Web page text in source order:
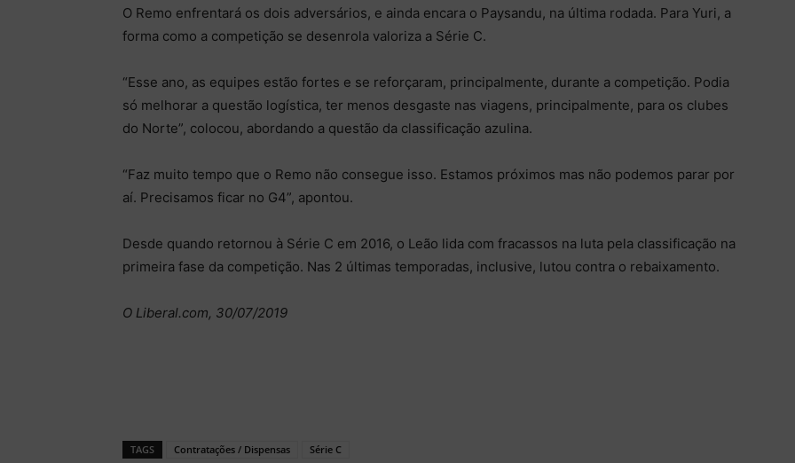
O Remo enfrentará os dois adversários, e ainda encara o Paysandu, na última rodada. Para Yuri, a
forma como a competição se desenrola valoriza a Série C.
“Esse ano, as equipes estão fortes e se reforçaram, principalmente, durante a competição. Podia
só melhorar a questão logística, ter menos desgaste nas viagens, principalmente, para os clubes
do Norte”, colocou, abordando a questão da classificação azulina.
“Faz muito tempo que o Remo não consegue isso. Estamos próximos mas não podemos parar por
aí. Precisamos ficar no G4”, apontou.
Desde quando retornou à Série C em 2016, o Leão lida com fracassos na luta pela classificação na
primeira fase da competição. Nas 2 últimas temporadas, inclusive, lutou contra o rebaixamento.
O Liberal.com, 30/07/2019
TAGS Contratações / Dispensas Série C